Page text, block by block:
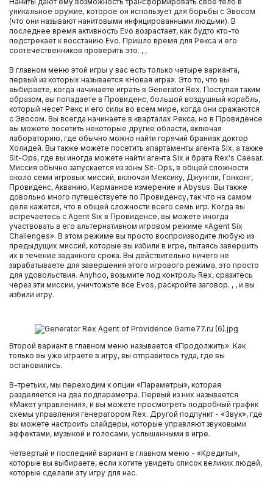
уникальное оружие, которое он использует для борьбы с Эвосом
(что они называют нанитовыми инфицированными людьми). В
последнее время активность Evo возрастает, как будто кто-то
подстрекает к восстанию Evo. Пришло время для Рекса и его
соотечественников проверить это. , ,
В главном меню этой игры у вас есть только четыре варианта,
первый из которых называется «Новая игра». Это то, что вы
выбираете, когда начинаете играть в Generator Rex. Поступая таким
образом, вы попадаете в Провиденс, большой воздушный корабль,
который несет Рекс и его силы во всем мире, когда они сражаются
с Эвосом. Вы всегда начинаете в кварталах Рекса, но в Провиденсе
вы можете посетить некоторые другие области, включая
лабораторию, где обычно можно найти горячий браниак доктор
Холидей. Вы также можете посетить апартаменты агента Six, а также
Sit-Ops, где вы иногда можете найти агента Six и брата Rex's Caesar.
Миссия обычно запускается из зоны Sit-Ops, в общей сложности
около семи игровых миссий, включая Мексику, Джунгли, Гонконг,
Провиденс, Акванию, Карманное измерение и Abysus. Вы также
довольно много путешествуете по Провиденсу, так что на самом
деле кажется, что в общей сложности всего семь игр. Когда вы
встречаетесь с Agent Six в Провиденсе, вы можете иногда
участвовать в его альтернативном игровом режиме «Agent Six
Challenges». В этом режиме вы просто воспроизводите любую из
предыдущих миссий, которые вы избили в игре, пытаясь завершить
их в течение заданного срока. Вы действительно ничего не
зарабатываете для завершения этого игрового режима, это просто
для удовольствия. Anyhoo, возьмите под контроль Rex, сразитесь
через эти миссии, уничтожьте все Evos, раскройте заговор. , , и вы
избили игру.
Второй вариант в главном меню называется «Продолжить». Как
только вы уже играете в игру, вы отправитесь туда, где вы
остановились.
В-третьих, мы переходим к опции «Параметры», которая
разделяется на два подпараметра. Первый из них называется
«Макет управления», и вы можете просмотреть подробный график
схемы управления генератором Rex. Другой подпункт - «Звук», где
вы можете настроить слайдеры, которые управляют звуковыми
эффектами, музыкой и голосами, услышанными в игре.
Четвертый и последний вариант в главном меню - «Кредиты»,
которые вы выбираете, если хотите увидеть список великих людей,
которые сделали эту игру для нас.